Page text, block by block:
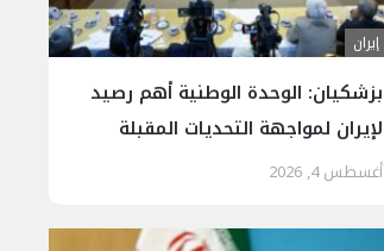
إيران
بزشكيان: الوحدة الوطنية أهم رصيد
لإيران لمواجهة التحديات المقبلة
أغسطس 4, 2026